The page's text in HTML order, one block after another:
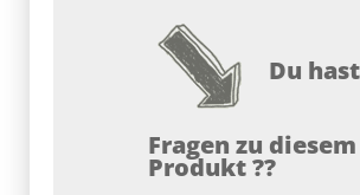
Du
Fragen zu diesem
Produkt ??